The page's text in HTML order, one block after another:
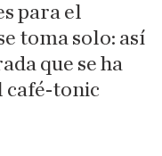
para el
toma solo: así
que se ha
café-tonic